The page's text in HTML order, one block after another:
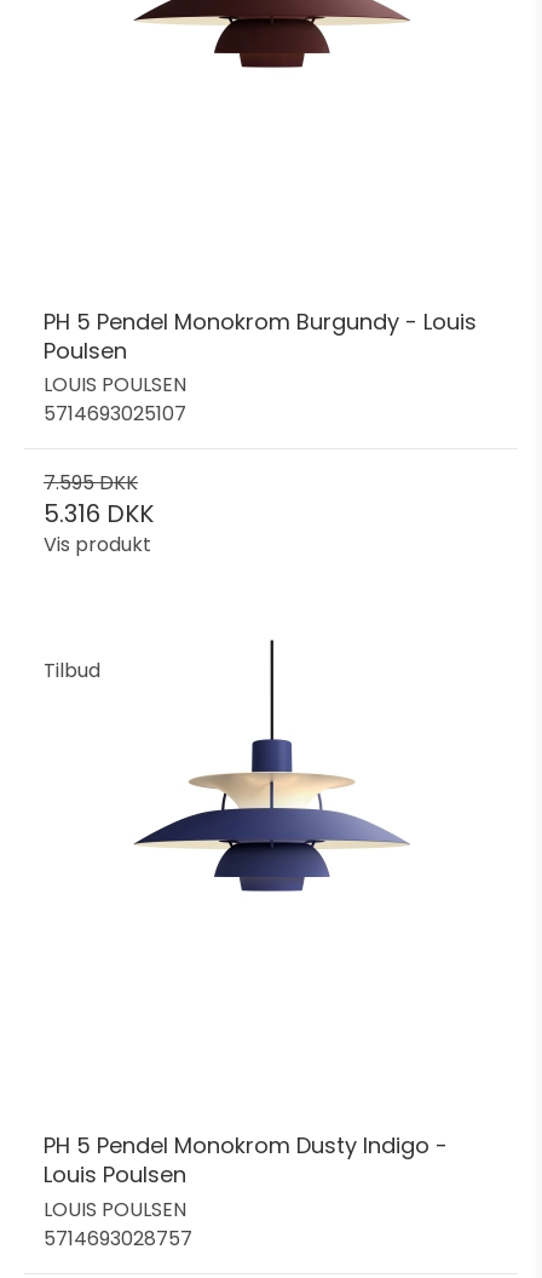
PH 5 Pendel Monokrom Burgundy - Louis
Poulsen
LOUIS POULSEN
5714693025107
7.595 DKK
5.316 DKK
Vis produkt
Tilbud
PH 5 Pendel Monokrom Dusty Indigo -
Louis Poulsen
LOUIS POULSEN
5714693028757